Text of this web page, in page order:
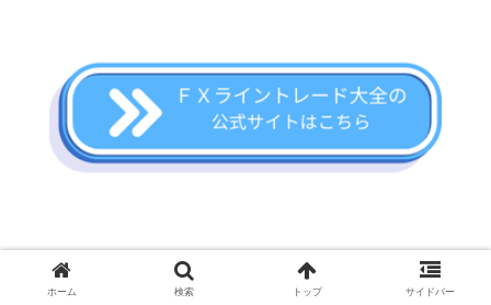
まとめ｜ＦＸライントレード大全は初心者
ホーム 検索 トップ サイドバー